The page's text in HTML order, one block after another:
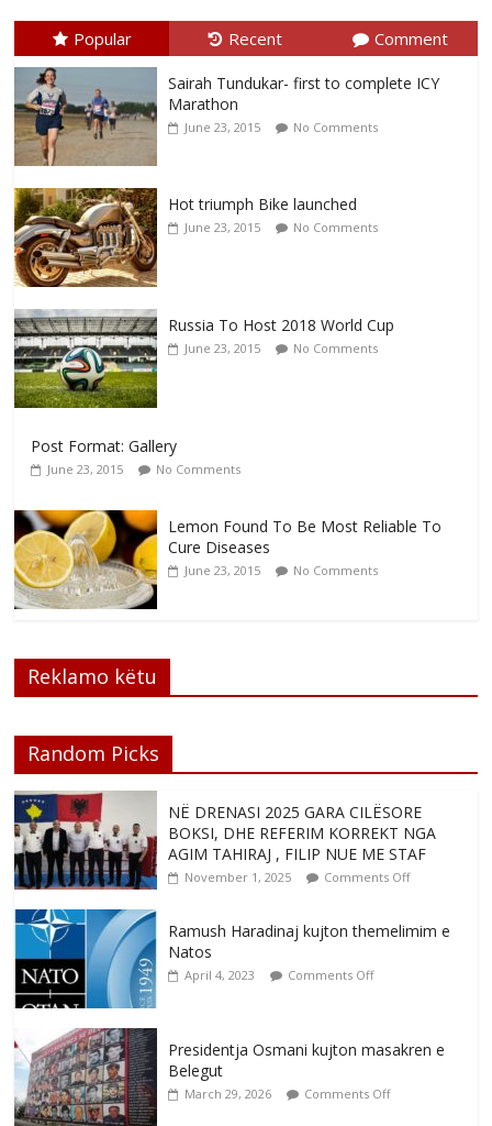
Popular Recent Comment
Sairah Tundukar- first to complete ICY
Marathon
June 23, 2015 No Comments
Hot triumph Bike launched
June 23, 2015 No Comments
Russia To Host 2018 World Cup
June 23, 2015 No Comments
Post Format: Gallery
June 23, 2015 No Comments
Lemon Found To Be Most Reliable To
Cure Diseases
June 23, 2015 No Comments
Reklamo këtu
Random Picks
NË DRENASI 2025 GARA CILËSORE
BOKSI, DHE REFERIM KORREKT NGA
AGIM TAHIRAJ , FILIP NUE ME STAF
November 1, 2025 Comments Off
Ramush Haradinaj kujton themelimim e
Natos
April 4, 2023 Comments Off
Presidentja Osmani kujton masakren e
Belegut
March 29, 2026 Comments Off